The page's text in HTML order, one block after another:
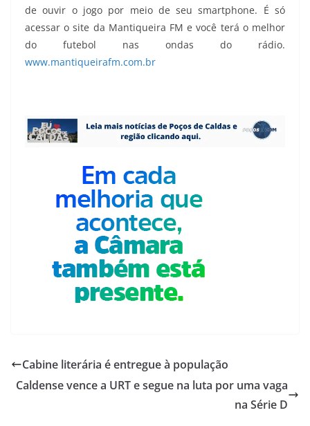
de ouvir o jogo por meio de seu smartphone. É só
acessar o site da Mantiqueira FM e você terá o melhor
do futebol nas ondas do rádio.
www.mantiqueirafm.com.br
Cabine literária é entregue à população
Caldense vence a URT e segue na luta por uma vaga
na Série D